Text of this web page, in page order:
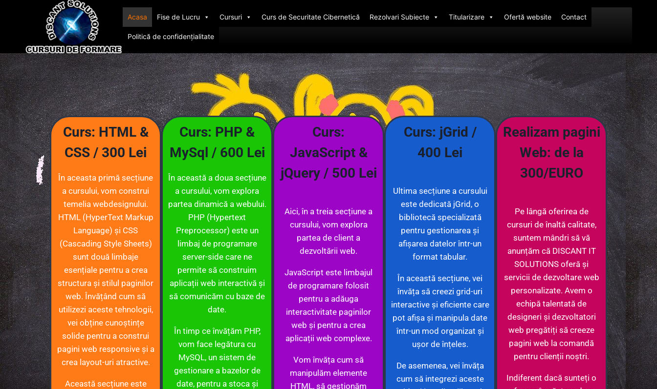
Acasa Fise de Lucru Cursuri Curs de Securitate Cibernetică Rezolvari Subiecte Titularizare Ofertă website Contact
Politică de confidențialitate
Curs: HTML &
CSS / 300 Lei
În aceasta primă secțiune
a cursului, vom construi
temelia webdesignului.
HTML (HyperText Markup
Language) și CSS
(Cascading Style Sheets)
sunt două limbaje
esențiale pentru a crea
structura și stilul paginilor
web. Învățând cum să
utilizezi aceste tehnologii,
vei obține cunoștințe
solide pentru a construi
pagini web responsive și a
crea layout-uri atractive.
Această secțiune este
Curs: PHP &
MySql / 600 Lei
În această a doua secțiune
a cursului, vom explora
partea dinamică a webului.
PHP (Hypertext
Preprocessor) este un
limbaj de programare
server-side care ne
permite să construim
aplicații web interactivă și
să comunicăm cu baze de
date.
În timp ce învățăm PHP,
vom face legătura cu
MySQL, un sistem de
gestionare a bazelor de
date, pentru a stoca și
Curs:
JavaScript &
jQuery / 500 Lei
Aici, în a treia secțiune a
cursului, vom explora
partea de client a
dezvoltării web.
JavaScript este limbajul
de programare folosit
pentru a adăuga
interactivitate paginilor
web și pentru a crea
aplicații web complexe.
Vom învăța cum să
manipulăm elemente
HTML, să gestionăm
Curs: jGrid /
400 Lei
Ultima secțiune a cursului
este dedicată jGrid, o
bibliotecă specializată
pentru gestionarea și
afișarea datelor într-un
format tabular.
În această secțiune, vei
învăța să creezi grid-uri
interactive și eficiente care
pot afișa și manipula date
într-un mod organizat și
ușor de înțeles.
De asemenea, vei învăța
cum să integrezi aceste
Realizam pagini
Web: de la
300/EURO
Pe lângă oferirea de
cursuri de înaltă calitate,
suntem mândri să vă
anunțăm că DISCANT IT
SOLUTIONS oferă și
servicii de dezvoltare web
personalizate. Avem o
echipă talentată de
designeri și dezvoltatori
web pregătiți să creeze
pagini web la comandă
pentru clienții noștri.
Indiferent dacă sunteți o